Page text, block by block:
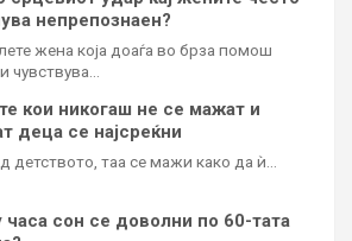
непрепознаен?
жена која доаѓа во брза помош
чувствува…
кои никогаш не се мажат и
деца се најсреќни
детството, таа се мажи како да ѝ…
часа сон се доволни по 60-тата